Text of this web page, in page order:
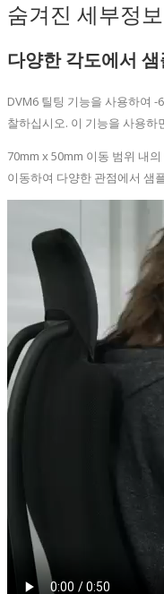
숨겨진 세부정
다양한 각도에서 샘
DVM6 틸팅 기능을 사용하여 -
찰하십시오. 이 기능을 사용하
70mm x 50mm 이동 범위 내
이동하여 다양한 관점에서 샘